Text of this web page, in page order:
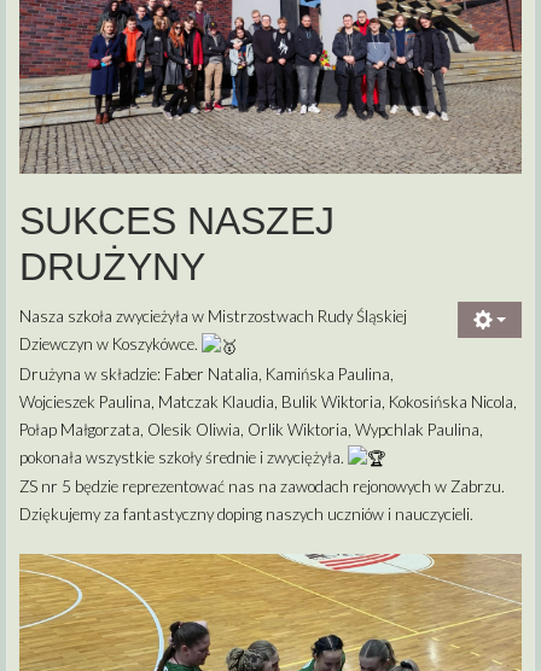
SUKCES NASZEJ
DRUŻYNY
Nasza szkoła zwycieżyła w Mistrzostwach Rudy Śląskiej
Dziewczyn w Koszykówce.
Drużyna w składzie: Faber Natalia, Kamińska Paulina,
Wojcieszek Paulina, Matczak Klaudia, Bulik Wiktoria, Kokosińska Nicola,
Połap Małgorzata, Olesik Oliwia, Orlik Wiktoria, Wypchlak Paulina,
pokonała wszystkie szkoły średnie i zwyciężyła.
ZS nr 5 będzie reprezentować nas na zawodach rejonowych w Zabrzu.
Dziękujemy za fantastyczny doping naszych uczniów i nauczycieli.